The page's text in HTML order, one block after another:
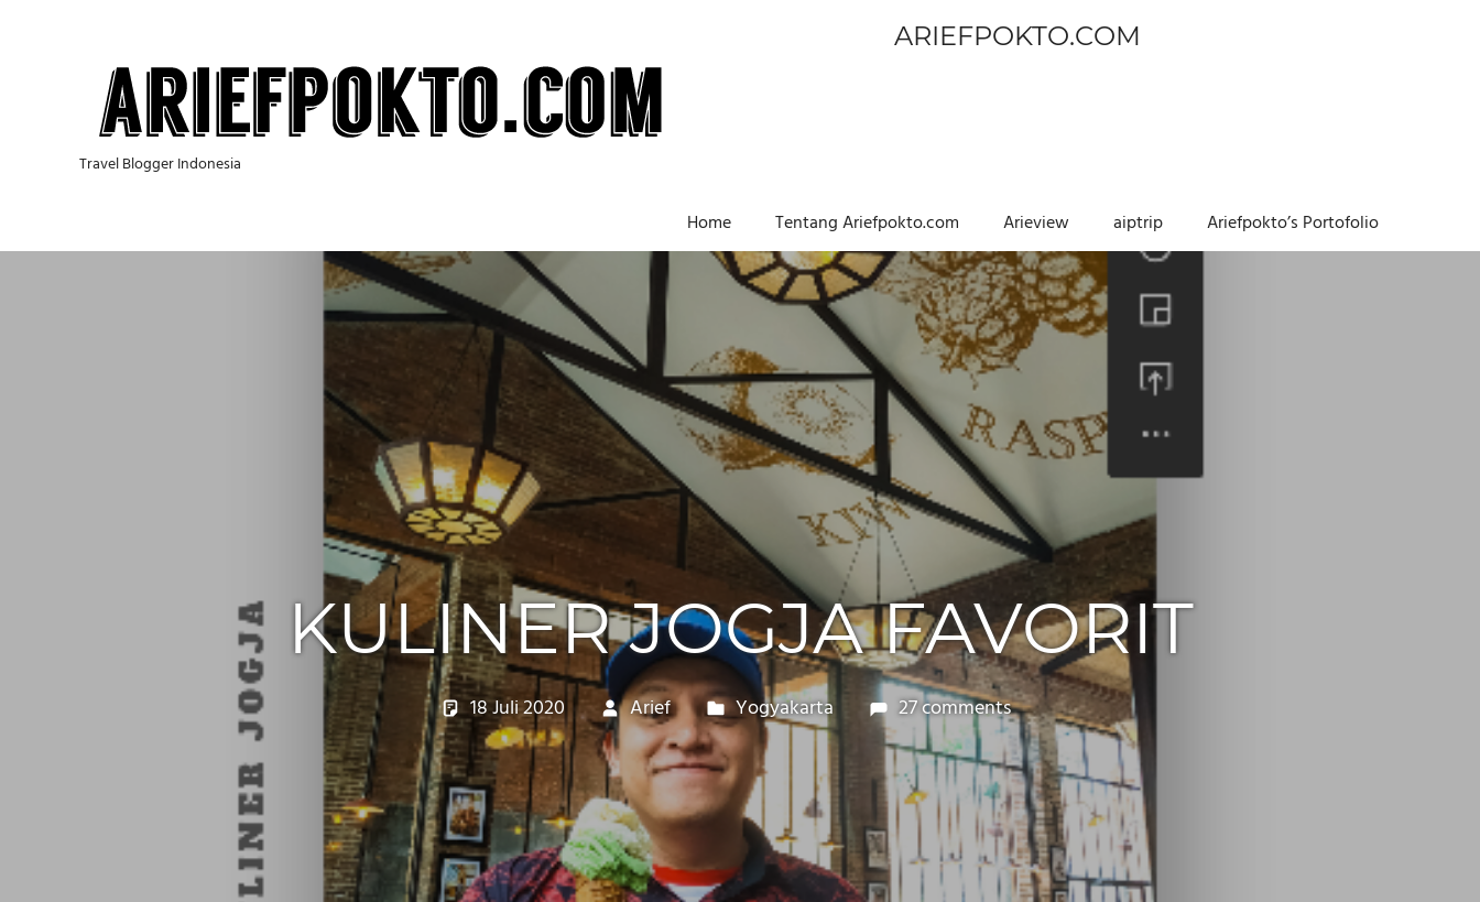
ARIEFPOKTO.COM
Travel Blogger Indonesia
Home Tentang Ariefpokto.com Arieview aiptrip Ariefpokto’s Portofolio
KULINER JOGJA FAVORIT
18 Juli 2020 Arief Yogyakarta 27 comments